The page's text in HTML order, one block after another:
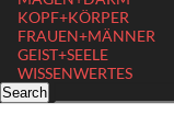
KOPF+KÖRPER
FRAUEN+MÄNNER
GEIST+SEELE
WISSENWERTES